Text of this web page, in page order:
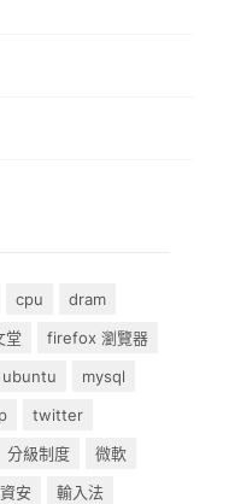
cpu
dram
堂
firefox 瀏覽器
mysql
twitter
分級制度
微軟
資安 輸入法